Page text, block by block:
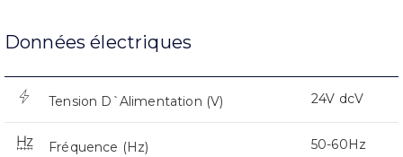
Données électriques
Tension D`Alimentation (V) 24V dcV
Fréquence (Hz) 50-60Hz